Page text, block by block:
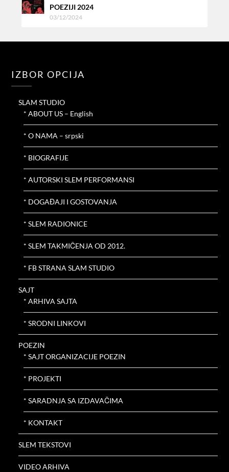
POEZIJI 2024
03/12/2024
IZBOR OPCIJA
SLAM STUDIO
* ABOUT US – English
* O NAMA – srpski
* BIOGRAFIJE
* AUTORSKI SLEM PERFORMANSI
* DOGAĐAJI I GOSTOVANJA
* SLEM RADIONICE
* SLEM TAKMIČENJA OD 2012.
* FB STRANA SLAM STUDIO
SAJT
* ARHIVA SAJTA
* SRODNI LINKOVI
POEZIN
* SAJT ORGANIZACIJE POEZIN
* PROJEKTI
* SARADNJA SA IZDAVAČIMA
* KONTAKT
SLEM TEKSTOVI
VIDEO ARHIVA